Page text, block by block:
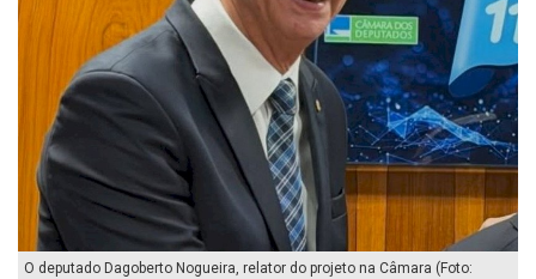
O deputado Dagoberto Nogueira, relator do projeto na Câmara (Foto: